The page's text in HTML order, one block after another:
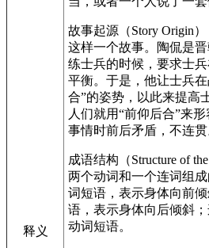
释义
故事起源（Story Origin
这样一个故事。陶侃是
练士兵的时候，要求士
平衡。于是，他让士兵
合”的姿势，以此来提高
人们就用“前仰后合”来
事情时前后矛盾，不连贯
成语结构（Structure of
两个动词和一个连词组
词短语，表示身体向前
语，表示身体向后倾斜
动词短语。